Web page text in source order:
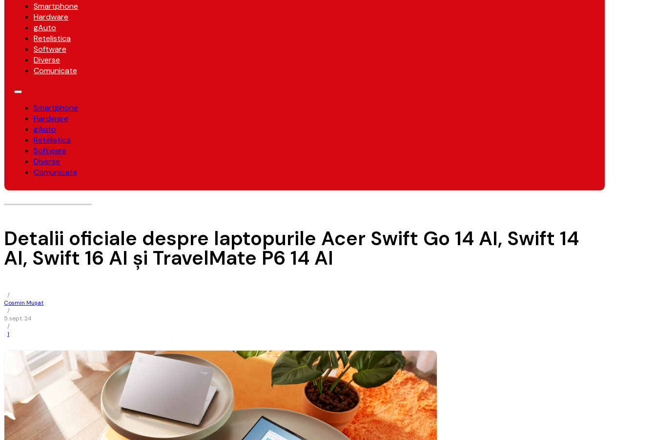
Smartphone
Hardware
gAuto
Retelistica
Software
Diverse
Comunicate
Smartphone
Hardware
gAuto
Retelistica
Software
Diverse
Comunicate
Detalii oficiale despre laptopurile Acer Swift Go 14 AI, Swift 14
AI, Swift 16 AI şi TravelMate P6 14 AI
/
Cosmin Mușat
/
5 sept. 24
/
1